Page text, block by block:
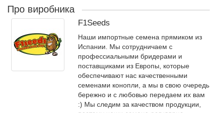
Про виробника
F1Seeds
Наши импортные семена прямиком из
Испании. Мы сотрудничаем с
профессиальными бридерами и
поставщиками из Европы, которые
обеспечивают нас качественными
семенами конопли, а мы в свою очередь
бережно и с любовью передаем их вам
:) Мы следим за качеством продукции,